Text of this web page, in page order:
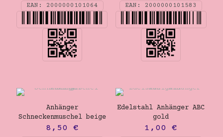
EAN: 2000000101064 EAN: 2000000101583
Anhänger
Schneckenmuschel beige
8,50 €
Edelstahl Anhänger ABC
gold
1,00€